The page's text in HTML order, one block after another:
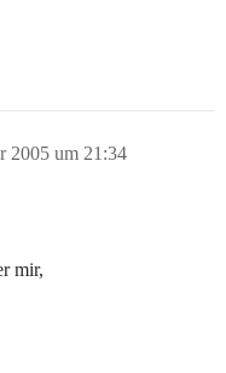
2005 um 21:34
mir,